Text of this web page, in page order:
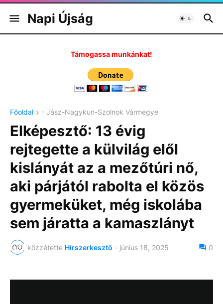
Napi Újság
Támogassa munkánkat!
Főoldal - Jász-Nagykun-Szolnok Vármegye
Elképesztő: 13 évig
rejtegette a külvilág elől
kislányát az a mezőtúri nő,
aki párjától rabolta el közös
gyermeküket, még iskolába
sem járatta a kamaszlányt
közzétette Hírszerkesztő - június 18, 2025 0